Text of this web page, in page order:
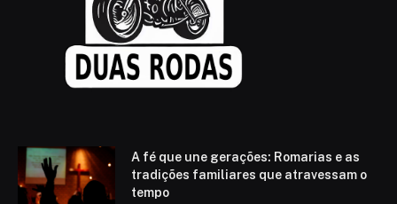
A fé que une gerações: Romarias e as
tradições familiares que atravessam o
tempo